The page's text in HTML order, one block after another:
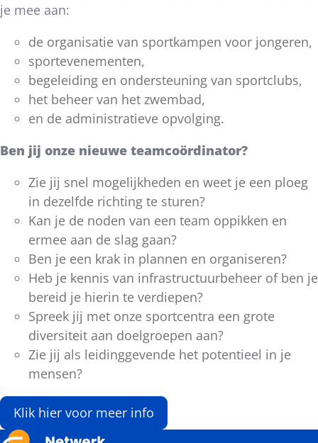
je mee aan:
de organisatie van sportkampen voor jongeren,
sportevenementen,
begeleiding en ondersteuning van sportclubs,
het beheer van het zwembad,
en de administratieve opvolging.
Ben jij onze nieuwe teamcoördinator?
Zie jij snel mogelijkheden en weet je een ploeg
in dezelfde richting te sturen?
Kan je de noden van een team oppikken en
ermee aan de slag gaan?
Ben je een krak in plannen en organiseren?
Heb je kennis van infrastructuurbeheer of ben je
bereid je hierin te verdiepen?
Spreek jij met onze sportcentra een grote
diversiteit aan doelgroepen aan?
Zie jij als leidinggevende het potentieel in je
mensen?
Klik hier voor meer info